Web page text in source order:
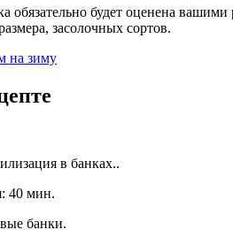
обязательно будет оценена
засолочных сортов.
в банках..
: 40 мин.
банки.